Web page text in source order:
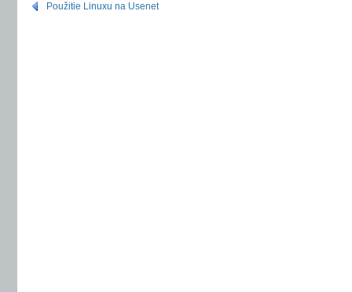
Použitie Linuxu na Usenet